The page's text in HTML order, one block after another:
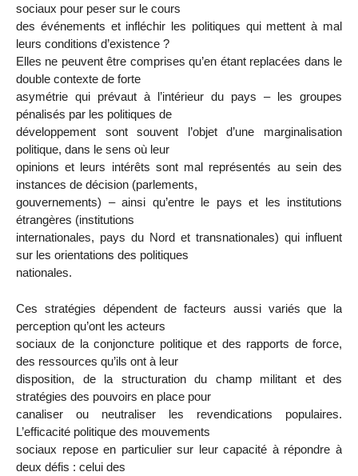
sociaux pour peser sur le cours
des événements et infléchir les politiques qui mettent à mal
leurs conditions d’existence ?
Elles ne peuvent être comprises qu’en étant replacées dans le
double contexte de forte
asymétrie qui prévaut à l’intérieur du pays – les groupes
pénalisés par les politiques de
développement sont souvent l’objet d’une marginalisation
politique, dans le sens où leur
opinions et leurs intérêts sont mal représentés au sein des
instances de décision (parlements,
gouvernements) – ainsi qu’entre le pays et les institutions
étrangères (institutions
internationales, pays du Nord et transnationales) qui influent
sur les orientations des politiques
nationales.
Ces stratégies dépendent de facteurs aussi variés que la
perception qu’ont les acteurs
sociaux de la conjoncture politique et des rapports de force,
des ressources qu’ils ont à leur
disposition, de la structuration du champ militant et des
stratégies des pouvoirs en place pour
canaliser ou neutraliser les revendications populaires.
L’efficacité politique des mouvements
sociaux repose en particulier sur leur capacité à répondre à
deux défis : celui des